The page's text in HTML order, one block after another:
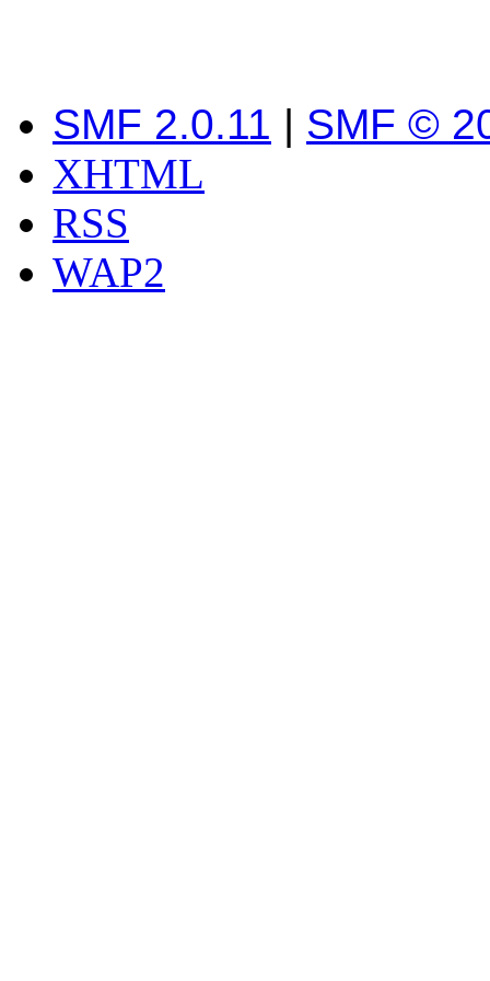
SMF 2.0.11 | SMF ©
XHTML
RSS
WAP2